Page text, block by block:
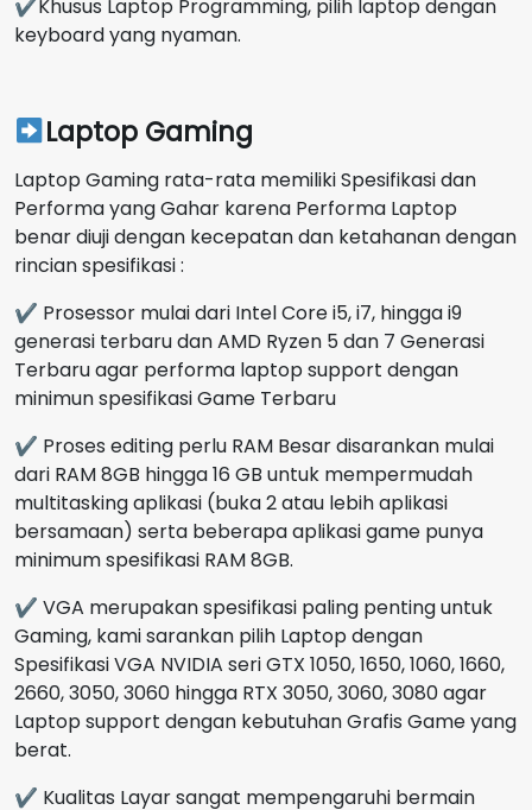
✔Khusus Laptop Programming, pilih laptop dengan
keyboard yang nyaman.
Laptop Gaming
Laptop Gaming rata-rata memiliki Spesifikasi dan
Performa yang Gahar karena Performa Laptop
benar diuji dengan kecepatan dan ketahanan dengan
rincian spesifikasi :
✔ Prosessor mulai dari Intel Core i5, i7, hingga i9
generasi terbaru dan AMD Ryzen 5 dan 7 Generasi
Terbaru agar performa laptop support dengan
minimun spesifikasi Game Terbaru
✔ Proses editing perlu RAM Besar disarankan mulai
dari RAM 8GB hingga 16 GB untuk mempermudah
multitasking aplikasi (buka 2 atau lebih aplikasi
bersamaan) serta beberapa aplikasi game punya
minimum spesifikasi RAM 8GB.
✔ VGA merupakan spesifikasi paling penting untuk
Gaming, kami sarankan pilih Laptop dengan
Spesifikasi VGA NVIDIA seri GTX 1050, 1650, 1060, 1660,
2660, 3050, 3060 hingga RTX 3050, 3060, 3080 agar
Laptop support dengan kebutuhan Grafis Game yang
berat.
✔ Kualitas Layar sangat mempengaruhi bermain